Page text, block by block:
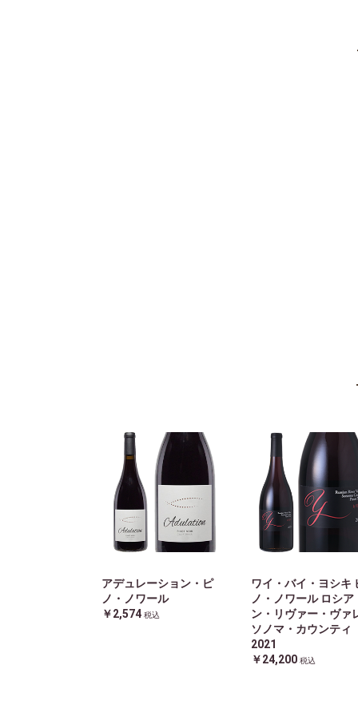
アデュレーション・ピ
ノ・ノワール
￥2,574 税込
ワイ・バイ・ヨシキ
ノ・ノワール ロシア
ン・リヴァー・ヴァ
ソノマ・カウンティ
2021
￥24,200 税込